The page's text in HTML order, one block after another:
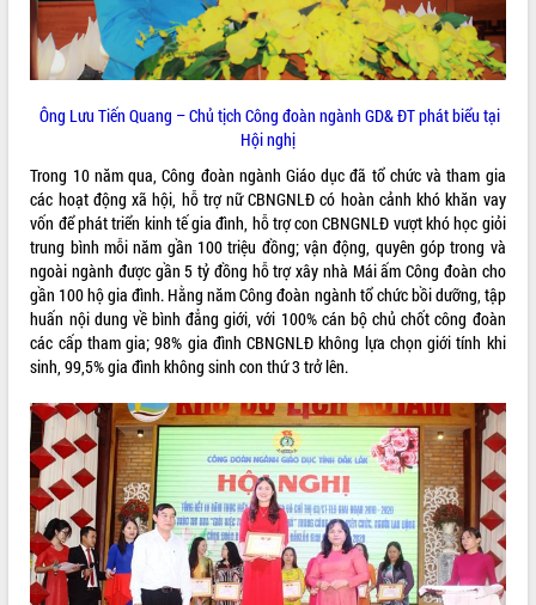
LIÊN KẾT WEB
THỐNG KÊ TRUY CẬP
Hôm nay: 14089
Tất cả: 66026829
Ông Lưu Tiến Quang – Chủ tịch Công đoàn ngành GD& ĐT phát biểu tại
Hội nghị
Trong 10 năm qua, Công đoàn ngành Giáo dục đã tổ chức và tham gia
các hoạt động xã hội, hỗ trợ nữ CBNGNLĐ có hoàn cảnh khó khăn vay
vốn để phát triển kinh tế gia đình, hỗ trợ con CBNGNLĐ vượt khó học giỏi
trung bình mỗi năm gần 100 triệu đồng; vận động, quyên góp trong và
ngoài ngành được gần 5 tỷ đồng hỗ trợ xây nhà Mái ấm Công đoàn cho
gần 100 hộ gia đình. Hằng năm Công đoàn ngành tổ chức bồi dưỡng, tập
huấn nội dung về bình đẳng giới, với 100% cán bộ chủ chốt công đoàn
các cấp tham gia; 98% gia đình CBNGNLĐ không lựa chọn giới tính khi
sinh, 99,5% gia đình không sinh con thứ 3 trở lên.